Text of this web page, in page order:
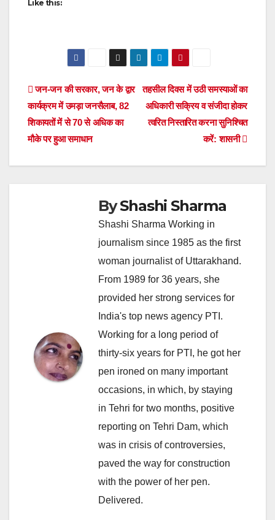
Like this:
Post
navigation
तहसील दिवस में उठी समस्याओं का
अधिकारी सक्रिय व संजीदा होकर
त्वरित निस्तारित करना सुनिश्चित
करें: शासनी
जन-जन की सरकार, जन के द्वार
कार्यक्रम में उमड़ा जनसैलाब, 82
शिकायतों में से 70 से अधिक का
मौके पर हुआ समाधान
ByShashi Sharma
Shashi Sharma Working in
journalism since 1985 as the first
woman journalist of Uttarakhand.
From 1989 for 36 years, she
provided her strong services for
India's top news agency PTI.
Working for a long period of
thirty-six years for PTI, he got her
pen ironed on many important
occasions, in which, by staying
in Tehri for two months, positive
reporting on Tehri Dam, which
was in crisis of controversies,
paved the way for construction
with the power of her pen.
Delivered.